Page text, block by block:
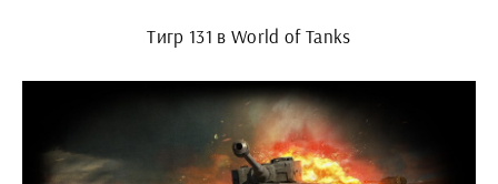
Тигр 131 в World of Tanks